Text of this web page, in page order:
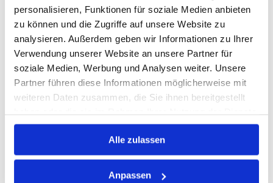
personalisieren, Funktionen für soziale Medien anbieten
zu können und die Zugriffe auf unsere Website zu
analysieren. Außerdem geben wir Informationen zu Ihrer
Verwendung unserer Website an unsere Partner für
soziale Medien, Werbung und Analysen weiter. Unsere
Partner führen diese Informationen möglicherweise mit
weiteren Daten zusammen, die Sie ihnen bereitgestellt
gesammelt haben.
Alle zulassen
Anpassen
Auf Lager
Print
PRODUKTBESCHREIBUNG